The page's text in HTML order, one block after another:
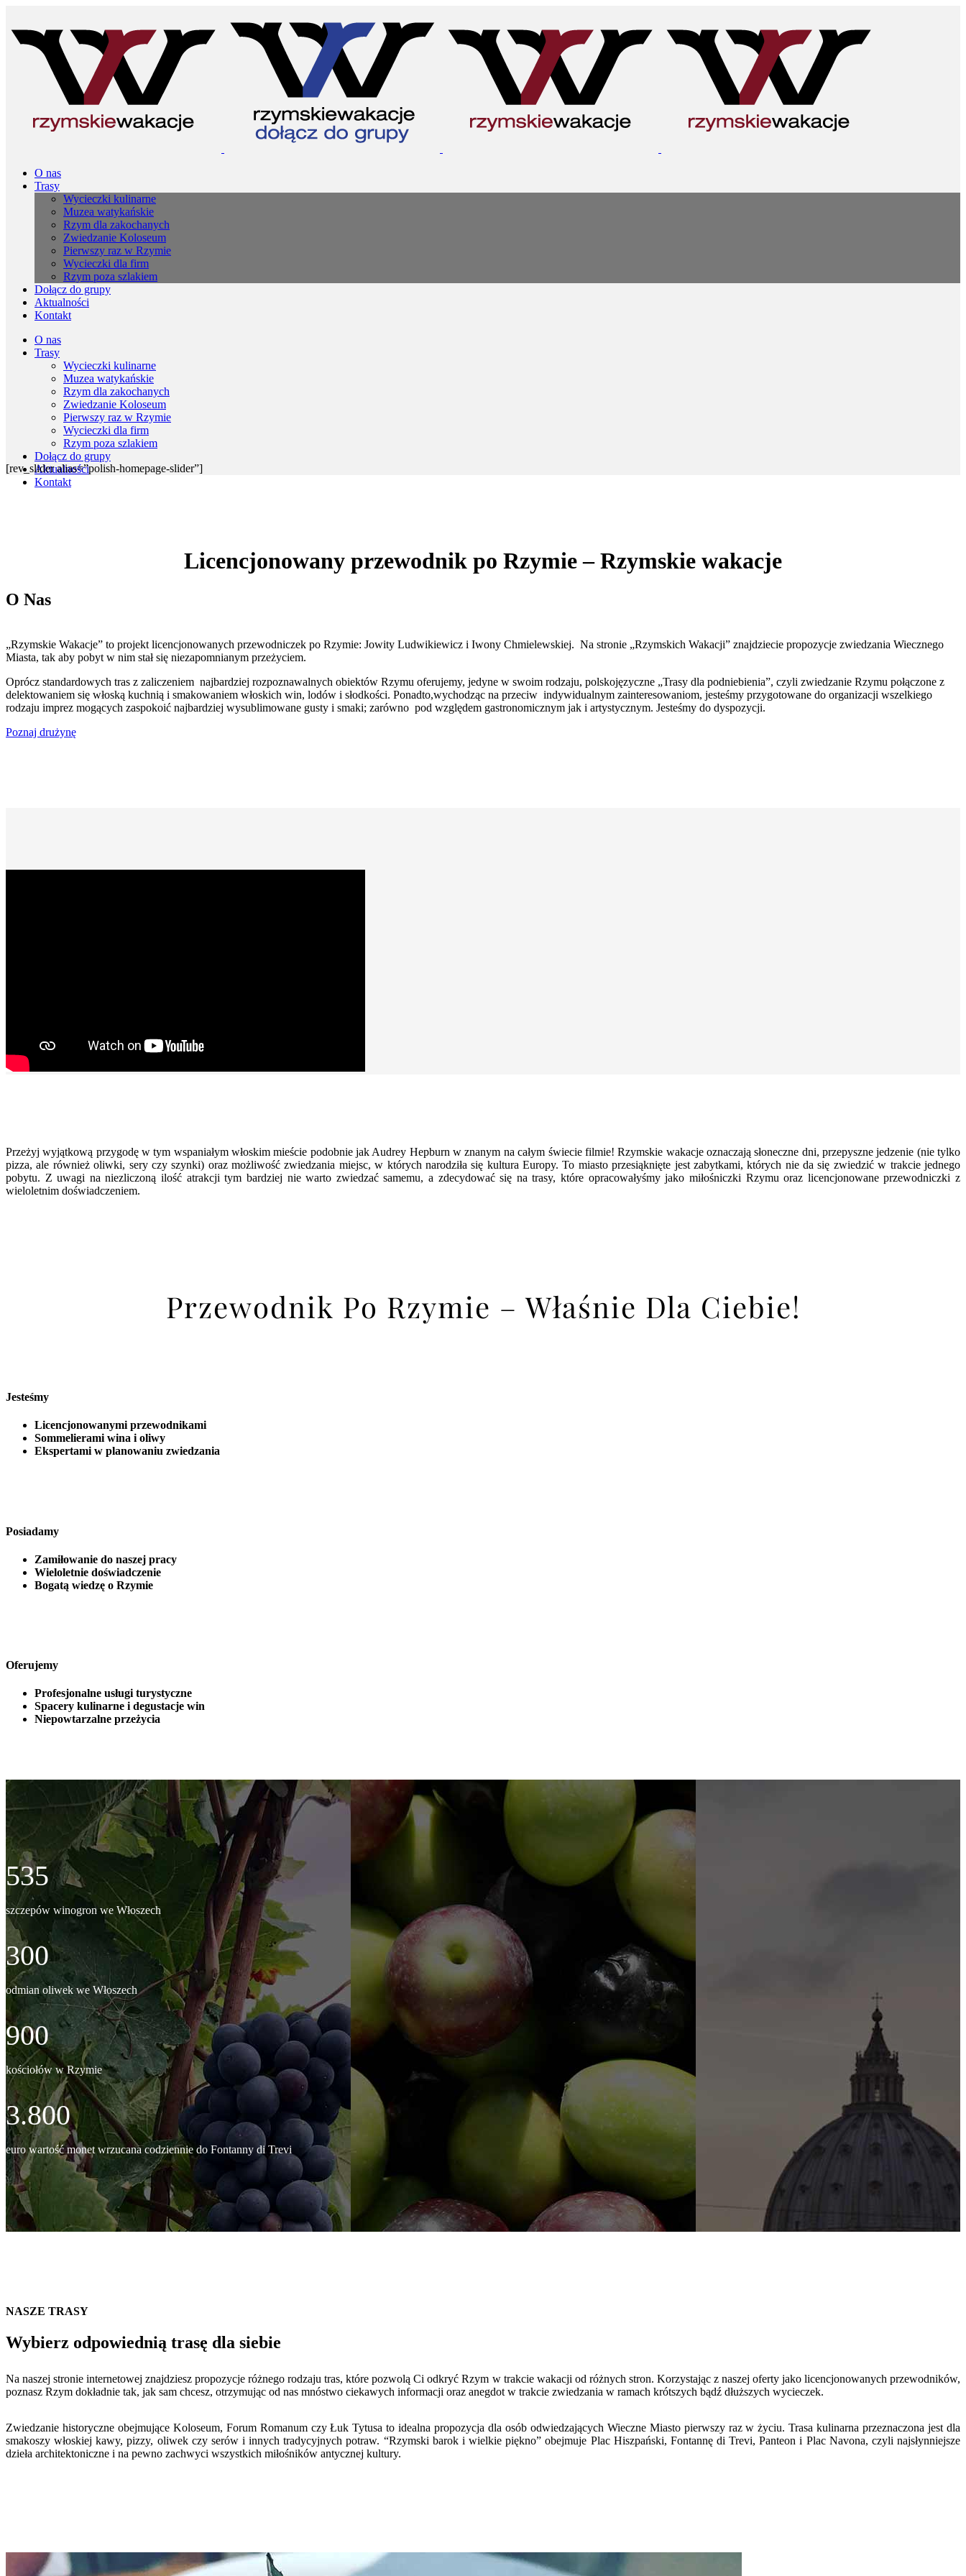
O nas
Trasy
Wycieczki kulinarne
Muzea watykańskie
Rzym dla zakochanych
Zwiedzanie Koloseum
Pierwszy raz w Rzymie
Wycieczki dla firm
Rzym poza szlakiem
Dołącz do grupy
Aktualności
Kontakt
O nas
Trasy
Wycieczki kulinarne
Muzea watykańskie
Rzym dla zakochanych
Zwiedzanie Koloseum
Pierwszy raz w Rzymie
Wycieczki dla firm
Rzym poza szlakiem
Dołącz do grupy
Aktualności
Kontakt
[rev_slider alias=”polish-homepage-slider”]
Licencjonowany przewodnik po Rzymie – Rzymskie wakacje
O Nas
„Rzymskie Wakacje” to projekt licencjonowanych przewodniczek po Rzymie: Jowity Ludwikiewicz i Iwony Chmielewskiej. Na stronie „Rzymskich Wakacji” znajdziecie propozycje zwiedzania Wiecznego
Miasta, tak aby pobyt w nim stał się niezapomnianym przeżyciem.
Oprócz standardowych tras z zaliczeniem najbardziej rozpoznawalnych obiektów Rzymu oferujemy, jedyne w swoim rodzaju, polskojęzyczne „Trasy dla podniebienia”, czyli zwiedzanie Rzymu połączone z
delektowaniem się włoską kuchnią i smakowaniem włoskich win, lodów i słodkości. Ponadto,wychodząc na przeciw indywidualnym zainteresowaniom, jesteśmy przygotowane do organizacji wszelkiego
rodzaju imprez mogących zaspokoić najbardziej wysublimowane gusty i smaki; zarówno pod względem gastronomicznym jak i artystycznym. Jesteśmy do dyspozycji.
Poznaj drużynę
Przeżyj wyjątkową przygodę w tym wspaniałym włoskim mieście podobnie jak Audrey Hepburn w znanym na całym świecie filmie! Rzymskie wakacje oznaczają słoneczne dni, przepyszne jedzenie (nie tylko
pizza, ale również oliwki, sery czy szynki) oraz możliwość zwiedzania miejsc, w których narodziła się kultura Europy. To miasto przesiąknięte jest zabytkami, których nie da się zwiedzić w trakcie jednego
pobytu. Z uwagi na niezliczoną ilość atrakcji tym bardziej nie warto zwiedzać samemu, a zdecydować się na trasy, które opracowałyśmy jako miłośniczki Rzymu oraz licencjonowane przewodniczki z
wieloletnim doświadczeniem.
Przewodnik Po Rzymie – Właśnie Dla Ciebie!
Jesteśmy
Licencjonowanymi przewodnikami
Sommelierami wina i oliwy
Ekspertami w planowaniu zwiedzania
Posiadamy
Zamiłowanie do naszej pracy
Wieloletnie doświadczenie
Bogatą wiedzę o Rzymie
Oferujemy
Profesjonalne usługi turystyczne
Spacery kulinarne i degustacje win
Niepowtarzalne przeżycia
535
szczepów winogron we Włoszech
300
odmian oliwek we Włoszech
900
kościołów w Rzymie
3.800
euro wartość monet wrzucana codziennie do Fontanny di Trevi
NASZE TRASY
Wybierz odpowiednią trasę dla siebie
Na naszej stronie internetowej znajdziesz propozycje różnego rodzaju tras, które pozwolą Ci odkryć Rzym w trakcie wakacji od różnych stron. Korzystając z naszej oferty jako licencjonowanych przewodników,
poznasz Rzym dokładnie tak, jak sam chcesz, otrzymując od nas mnóstwo ciekawych informacji oraz anegdot w trakcie zwiedzania w ramach krótszych bądź dłuższych wycieczek.
Zwiedzanie historyczne obejmujące Koloseum, Forum Romanum czy Łuk Tytusa to idealna propozycja dla osób odwiedzających Wieczne Miasto pierwszy raz w życiu. Trasa kulinarna przeznaczona jest dla
smakoszy włoskiej kawy, pizzy, oliwek czy serów i innych tradycyjnych potraw. “Rzymski barok i wielkie piękno” obejmuje Plac Hiszpański, Fontannę di Trevi, Panteon i Plac Navona, czyli najsłynniejsze
dzieła architektoniczne i na pewno zachwyci wszystkich miłośników antycznej kultury.